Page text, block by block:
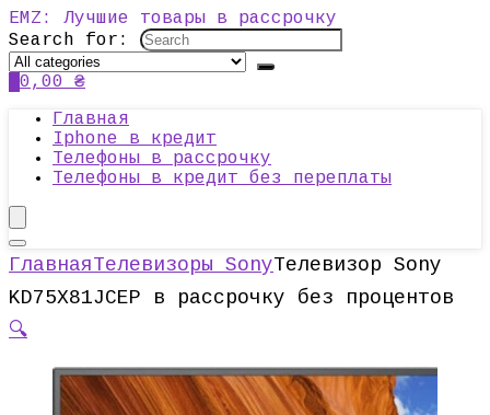
EMZ: Лучшие товары в рассрочку
Search for:
0,00 ₴
Главная
Iphone в кредит
Телефоны в рассрочку
Телефоны в кредит без переплаты
ГлавнаяТелевизоры SonyТелевизор Sony
KD75X81JCEP в рассрочку без процентов
🔍